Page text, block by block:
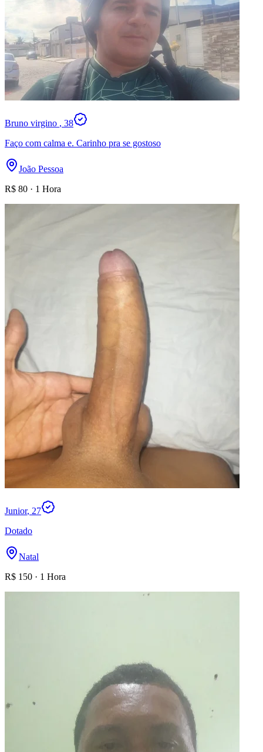
Bruno virgino , 38
Faço com calma e. Carinho pra se gostoso
João Pessoa
R$ 80 · 1 Hora
Junior, 27
Dotado
Natal
R$ 150 · 1 Hora